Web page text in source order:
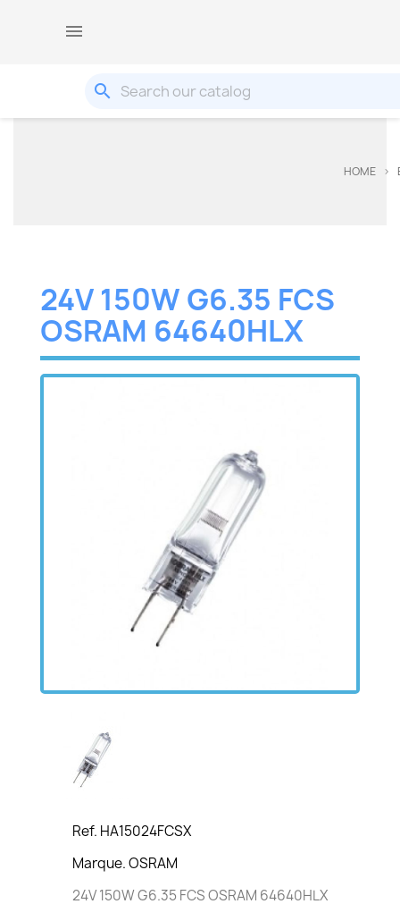

search
HOME
24V 150W G6.35 FCS
OSRAM 64640HLX
Ref. HA15024FCSX
Marque. OSRAM
24V 150W G6.35 FCS OSRAM 64640HLX